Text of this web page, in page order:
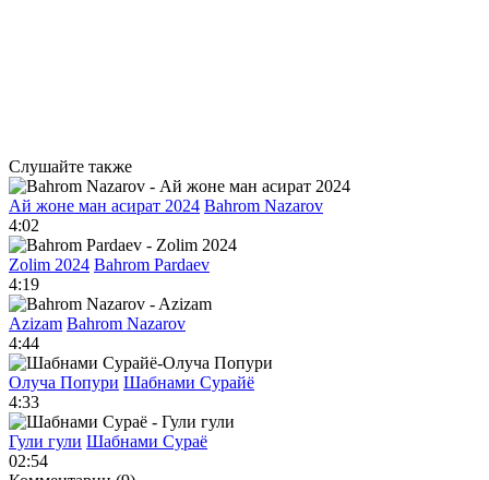
Слушайте также
Ай жоне ман асират 2024 Bahrom Nazarov
4:02
Zolim 2024 Bahrom Pardaev
4:19
Azizam Bahrom Nazarov
4:44
Олуча Попури Шабнами Сурайё
4:33
Гули гули Шабнами Сураё
02:54